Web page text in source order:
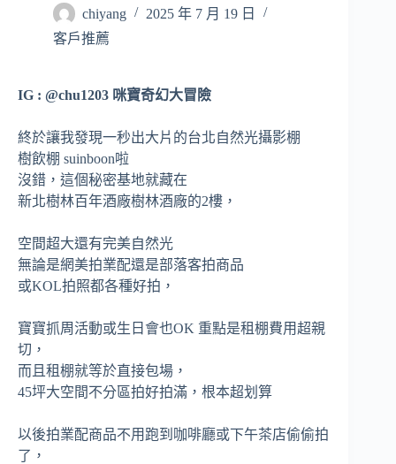
chiyang
2025 年 7 月 19 日
客戶推薦
IG : @chu1203 咪寶奇幻大冒險
終於讓我發現一秒出大片的台北自然光攝影棚
樹飲棚 suinboon啦
沒錯，這個秘密基地就藏在
新北樹林百年酒廠樹林酒廠的2樓，
空間超大還有完美自然光
無論是網美拍業配還是部落客拍商品
或KOL拍照都各種好拍，
寶寶抓周活動或生日會也OK 重點是租棚費用超親
切，
而且租棚就等於直接包場，
45坪大空間不分區拍好拍滿，根本超划算
以後拍業配商品不用跑到咖啡廳或下午茶店偷偷拍
了，